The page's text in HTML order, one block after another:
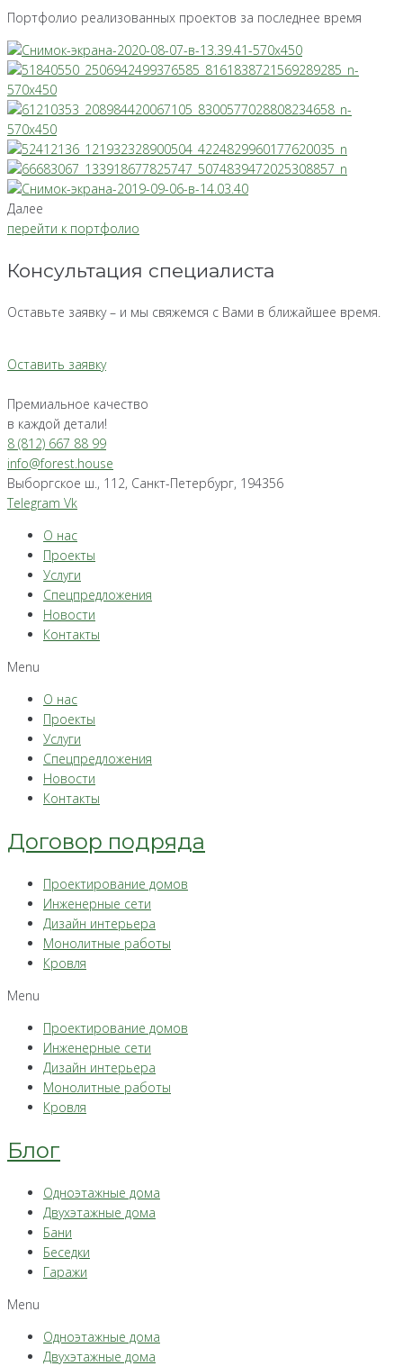
Портфолио реализованных проектов за последнее время
Далее
перейти к портфолио
Консультация специалиста
Оставьте заявку – и мы свяжемся с Вами в ближайшее время.
Оставить заявку
Премиальное качество
в каждой детали!
8 (812) 667 88 99
info@forest.house
Выборгское ш., 112, Санкт-Петербург, 194356
Telegram Vk
О нас
Проекты
Услуги
Спецпредложения
Новости
Контакты
Menu
О нас
Проекты
Услуги
Спецпредложения
Новости
Контакты
Договор подряда
Проектирование домов
Инженерные сети
Дизайн интерьера
Монолитные работы
Кровля
Menu
Проектирование домов
Инженерные сети
Дизайн интерьера
Монолитные работы
Кровля
Блог
Одноэтажные дома
Двухэтажные дома
Бани
Беседки
Гаражи
Menu
Одноэтажные дома
Двухэтажные дома